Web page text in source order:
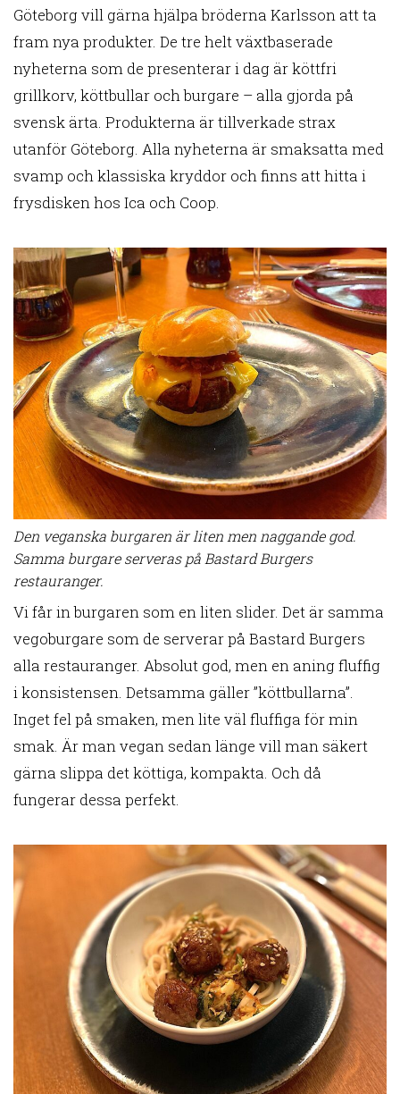
Göteborg vill gärna hjälpa bröderna Karlsson att ta
fram nya produkter. De tre helt växtbaserade
nyheterna som de presenterar i dag är köttfri
grillkorv, köttbullar och burgare – alla gjorda på
svensk ärta. Produkterna är tillverkade strax
utanför Göteborg. Alla nyheterna är smaksatta med
svamp och klassiska kryddor och finns att hitta i
frysdisken hos Ica och Coop.
Den veganska burgaren är liten men naggande god.
Samma burgare serveras på Bastard Burgers
restauranger.
Vi får in burgaren som en liten slider. Det är samma
vegoburgare som de serverar på Bastard Burgers
alla restauranger. Absolut god, men en aning fluffig
i konsistensen. Detsamma gäller ”köttbullarna”.
Inget fel på smaken, men lite väl fluffiga för min
smak. Är man vegan sedan länge vill man säkert
gärna slippa det köttiga, kompakta. Och då
fungerar dessa perfekt.